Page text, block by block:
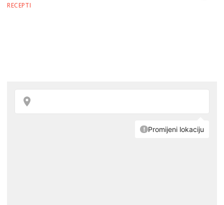
RECEPTI